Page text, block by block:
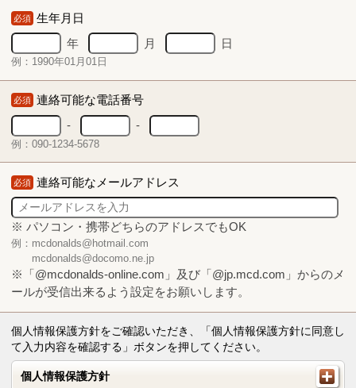
必須 生年月日
年
月 日
例：1990年01月01日
必須 連絡可能な電話番号
-
-
例：090-1234-5678
必須 連絡可能なメールアドレス
※ パソコン・携帯どちらのアドレスでもOK
例：mcdonalds@hotmail.com
mcdonalds@docomo.ne.jp
※「@mcdonalds-online.com」及び「@jp.mcd.com」からのメ
ールが受信出来るよう設定をお願いします。
個人情報保護方針をご確認いただき、「個人情報保護方針に同意し
て入力内容を確認する」ボタンを押してください。
個人情報保護方針